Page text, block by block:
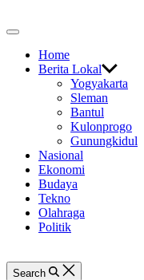
to
Off
CanvasHome
Berita Lokal
Yogyakarta
Sleman
Bantul
Kulonprogo
Gunungkidul
Nasional
Ekonomi
Budaya
Tekno
Olahraga
Politik
Search